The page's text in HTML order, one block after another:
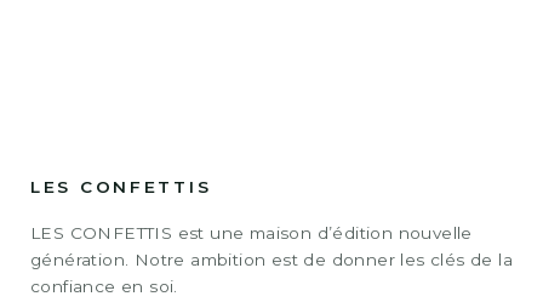
LES CONFETTIS
LES CONFETTIS est une maison d’édition nouvelle
génération. Notre ambition est de donner les clés de la
confiance en soi.